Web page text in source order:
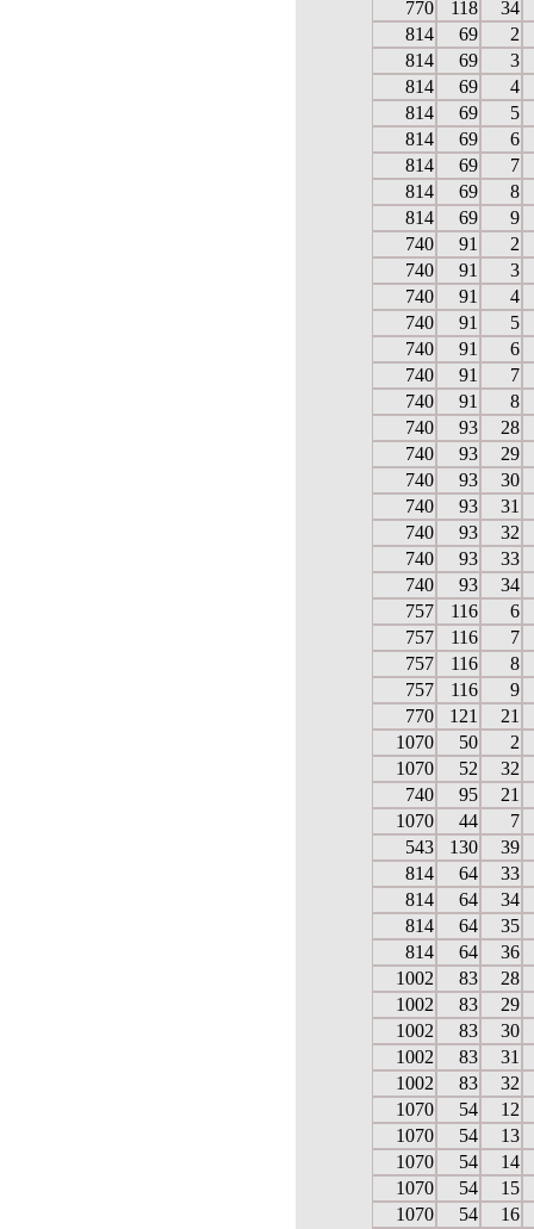
770
118
34
814
69
2
814
69
3
814
69
4
814
69
5
814
69
6
814
69
7
814
69
8
814
69
9
740
91
2
740
91
3
740
91
4
740
91
5
740
91
6
740
91
7
740
91
8
740
93
28
740
93
29
740
93
30
740
93
31
740
93
32
740
93
33
740
93
34
757
116
6
757
116
7
757
116
8
757
116
9
770
121
21
1070
50
2
1070
52
32
740
95
21
1070
44
7
543
130
39
814
64
33
814
64
34
814
64
35
814
64
36
1002
83
28
1002
83
29
1002
83
30
1002
83
31
1002
83
32
1070
54
12
1070
54
13
1070
54
14
1070
54
15
1070
54 16